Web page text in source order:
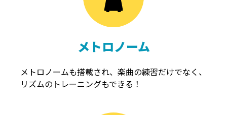
メトロノーム
メトロノームも搭載され、楽曲の練習だけでなく、
リズムのトレーニングもできる！